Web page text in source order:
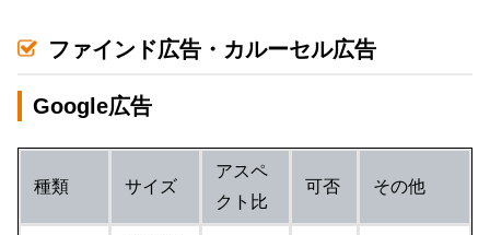
ファインド広告・カルーセル広告
Google広告
種類 サイズ
アスペ
クト比
可否 その他